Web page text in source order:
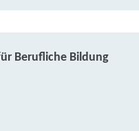
Berufliche Bildung